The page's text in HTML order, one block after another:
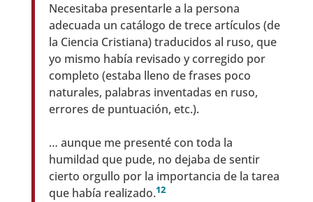
Necesitaba presentarle a la persona
adecuada un catálogo de trece artículos (de
la Ciencia Cristiana) traducidos al ruso, que
yo mismo había revisado y corregido por
completo (estaba lleno de frases poco
naturales, palabras inventadas en ruso,
errores de puntuación, etc.).
… aunque me presenté con toda la
humildad que pude, no dejaba de sentir
cierto orgullo por la importancia de la tarea
que había realizado.12